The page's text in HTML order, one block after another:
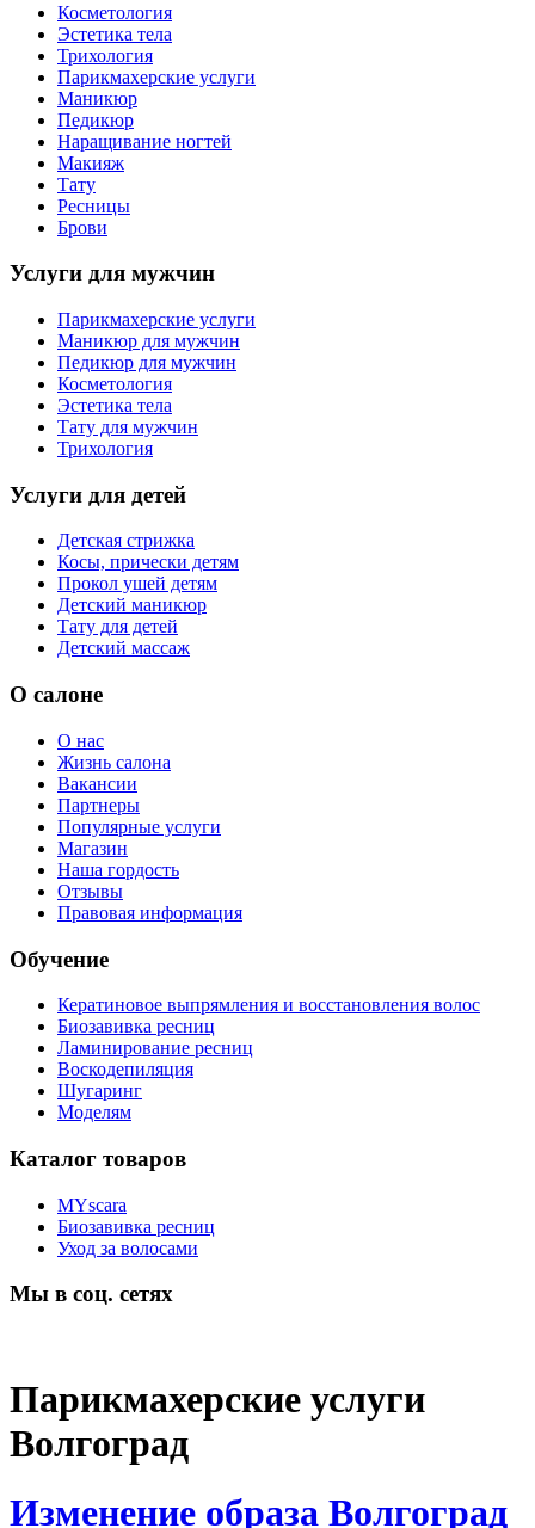
Косметология
Эстетика тела
Трихология
Парикмахерские услуги
Маникюр
Педикюр
Наращивание ногтей
Макияж
Тату
Ресницы
Брови
Услуги для мужчин
Парикмахерские услуги
Маникюр для мужчин
Педикюр для мужчин
Косметология
Эстетика тела
Тату для мужчин
Трихология
Услуги для детей
Детская стрижка
Косы, прически детям
Прокол ушей детям
Детский маникюр
Тату для детей
Детский массаж
О салоне
О нас
Жизнь салона
Вакансии
Партнеры
Популярные услуги
Магазин
Наша гордость
Отзывы
Правовая информация
Обучение
Кератиновое выпрямления и восстановления волос
Биозавивка ресниц
Ламинирование ресниц
Воскодепиляция
Шугаринг
Моделям
Каталог товаров
MYscara
Биозавивка ресниц
Уход за волосами
Мы в соц. сетях
Парикмахерские услуги
Волгоград
Изменение образа Волгоград